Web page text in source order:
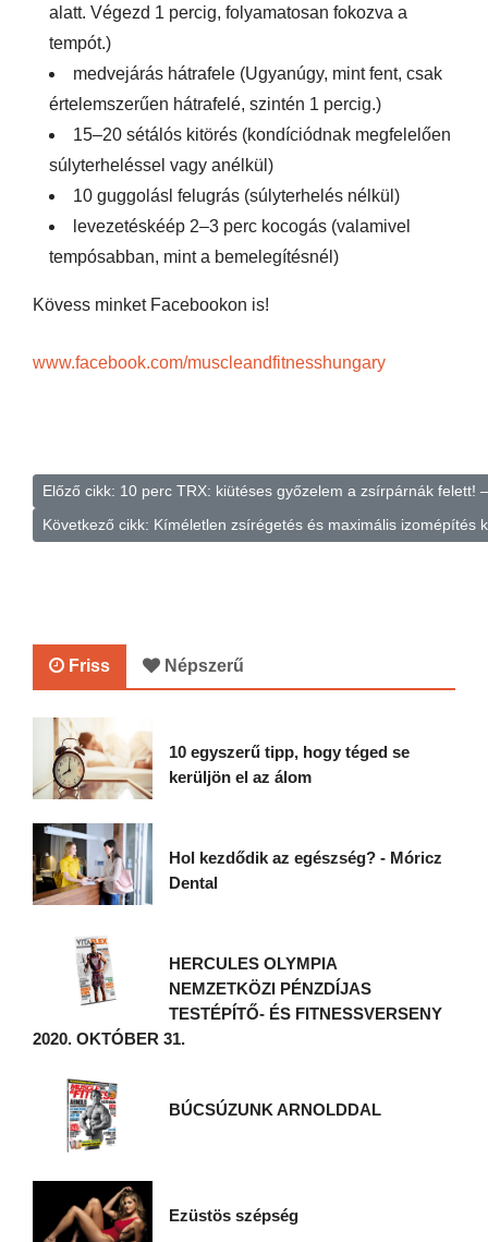
alatt. Végezd 1 percig, folyamatosan fokozva a
tempót.)
medvejárás hátrafele (Ugyanúgy, mint fent, csak
értelemszerűen hátrafelé, szintén 1 percig.)
15–20 sétálós kitörés (kondíciódnak megfelelően
súlyterheléssel vagy anélkül)
10 guggolásl felugrás (súlyterhelés nélkül)
levezetéskéép 2–3 perc kocogás (valamivel
tempósabban, mint a bemelegítésnél)
Kövess minket Facebookon is!
www.facebook.com/muscleandfitnesshungary
Előző cikk: 10 perc TRX: kiütéses győzelem a zsírpárnák felett!
Következő cikk: Kíméletlen zsírégetés és maximális izomépítés
Friss Népszerű
10 egyszerű tipp, hogy téged se
kerüljön el az álom
Hol kezdődik az egészség? - Móricz
Dental
HERCULES OLYMPIA
NEMZETKÖZI PÉNZDÍJAS
TESTÉPÍTŐ- ÉS FITNESSVERSENY
2020. OKTÓBER 31.
BÚCSÚZUNK ARNOLDDAL
Ezüstös szépség